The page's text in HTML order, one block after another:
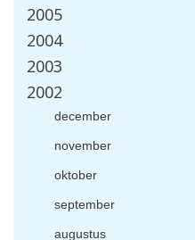
2005
2004
2003
2002
december
november
oktober
september
augustus